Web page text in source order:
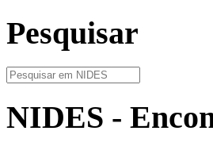
Pesquisar
NIDES -